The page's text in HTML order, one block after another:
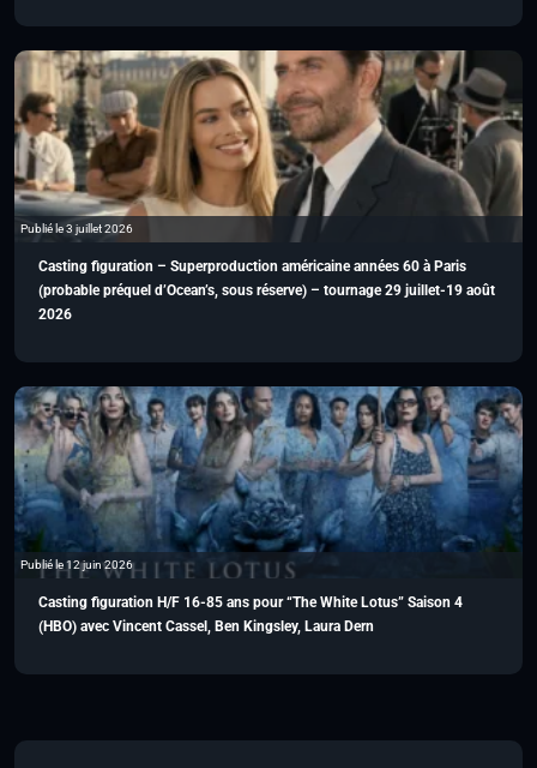
Publié le 3 juillet 2026
Casting figuration – Superproduction américaine années 60 à Paris
(probable préquel d’Ocean’s, sous réserve) – tournage 29 juillet-19 août
2026
Publié le 12 juin 2026
Casting figuration H/F 16-85 ans pour “The White Lotus” Saison 4
(HBO) avec Vincent Cassel, Ben Kingsley, Laura Dern